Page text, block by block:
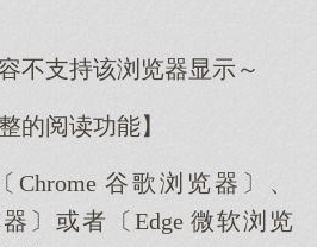
不支持该浏览器显示～
的阅读功能】
谷歌浏览器〕、
器〕或者〔Edge 微软浏览